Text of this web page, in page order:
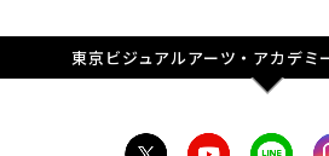
東京ビジュアルアーツ・アカデ